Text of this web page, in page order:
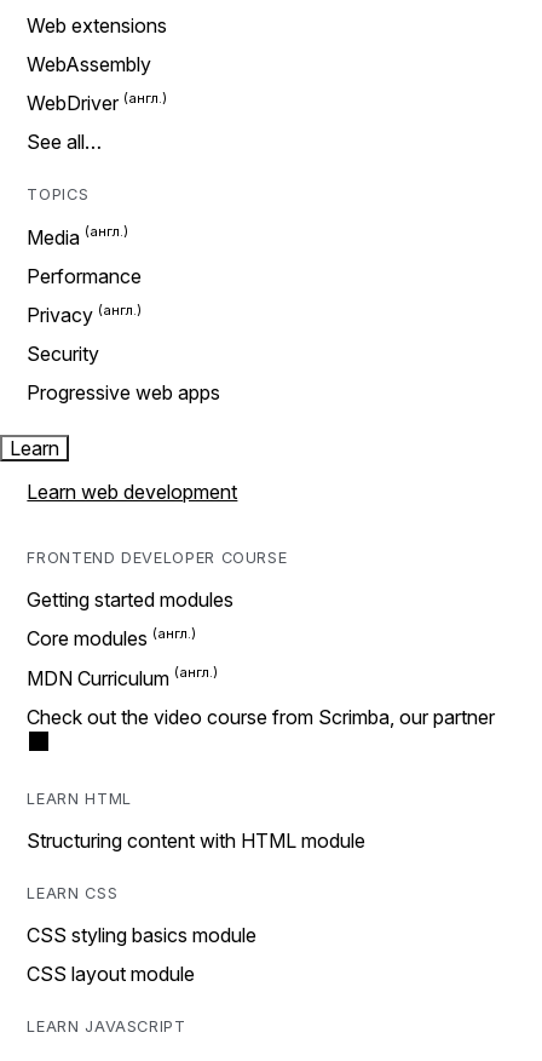
Web extensions
WebAssembly
WebDriver
See all…
TOPICS
Media
Performance
Privacy
Security
Progressive web apps
Learn
Learn web development
FRONTEND DEVELOPER COURSE
Getting started modules
Core modules
MDN Curriculum
Check out the video course from Scrimba, our partner
LEARN HTML
Structuring content with HTML module
LEARN CSS
CSS styling basics module
CSS layout module
LEARN JAVASCRIPT